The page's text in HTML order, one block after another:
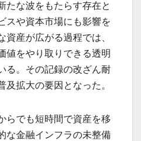
たな波をもたらす存在と
スや資本市場にも影響を
資産が広がる過程では、
値をやり取りできる透明
る。その記録の改ざん耐
及拡大の要因となった。
らでも短時間で資産を移
な金融インフラの未整備